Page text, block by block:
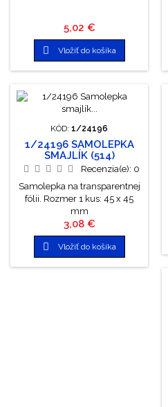
Cena
5,02 €
 Vložiť do košíka
KÓD: 1/24196
1/24196 SAMOLEPKA
SMAJLÍK (514)
Recenzia(e): 0
Samolepka na transparentnej
fólii. Rozmer 1 kus: 45 x 45
mm
Cena
3,08 €
 Vložiť do košíka